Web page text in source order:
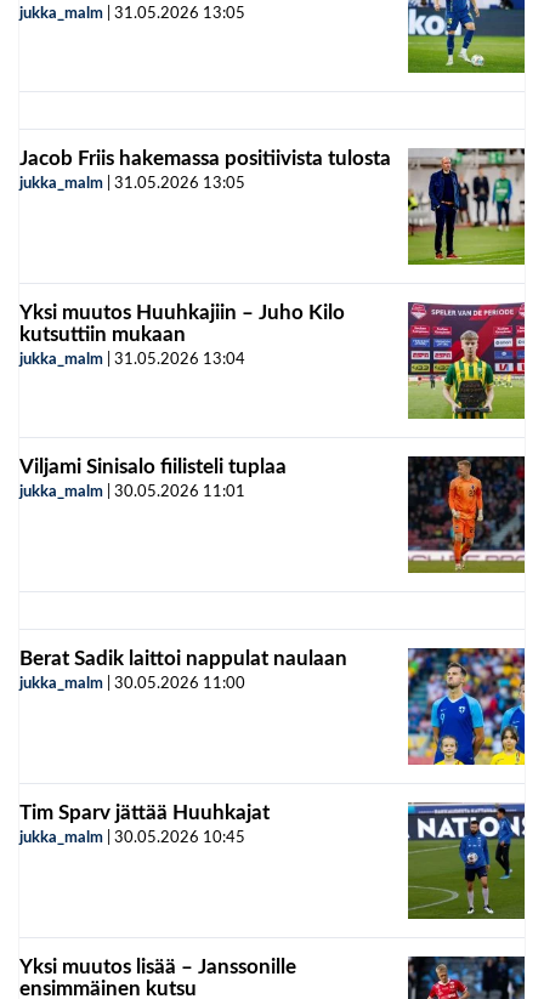
jukka_malm 31.05.2026 13:05
Jacob Friis hakemassa positiivista tulosta
jukka_malm 31.05.2026 13:05
Yksi muutos Huuhkajiin – Juho Kilo
kutsuttiin mukaan
jukka_malm 31.05.2026 13:04
Viljami Sinisalo fiilisteli tuplaa
jukka_malm 30.05.2026 11:01
Berat Sadik laittoi nappulat naulaan
jukka_malm 30.05.2026 11:00
Tim Sparv jättää Huuhkajat
jukka_malm 30.05.2026 10:45
Yksi muutos lisää – Janssonille
ensimmäinen kutsu